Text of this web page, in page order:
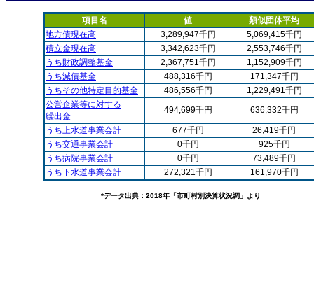
項目名 値
類似団体平均
地方債現在高
3,289,947千円
5,069,415千円
積立金現在高
3,342,623千円
2,553,746千円
うち財政調整基金
2,367,751千円
1,152,909千円
うち減債基金
488,316千円
171,347千円
うちその他特定目的基金
486,556千円
1,229,491千円
公営企業等に対する
繰出金
494,699千円 636,332千円
うち上水道事業会計 677千円
26,419千円
うち交通事業会計
0千円
925千円
うち病院事業会計
0千円
73,489千円
うち下水道事業会計
272,321千円 161,970千円
*データ出典：2018年「市町村別決算状況調」より